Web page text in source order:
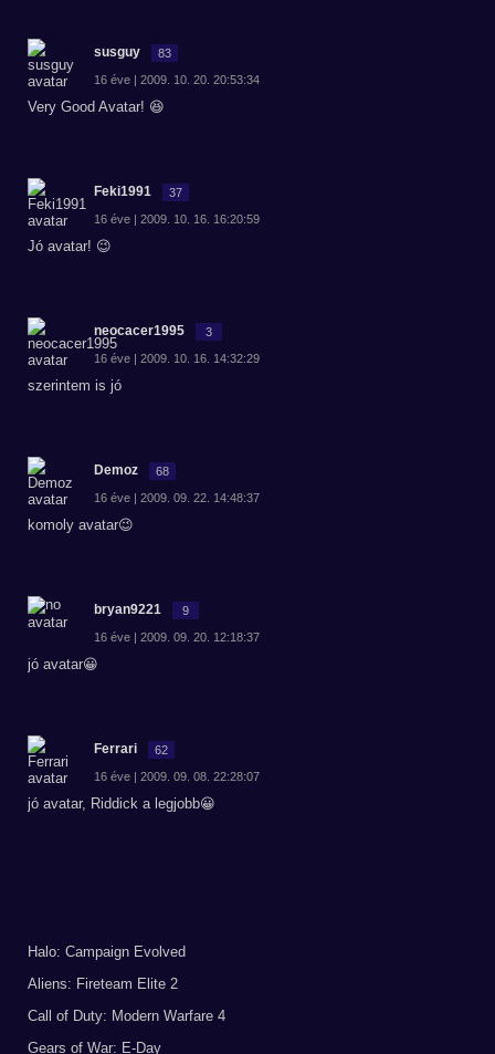
susguy 83
16 éve | 2009. 10. 20. 20:53:34
Very Good Avatar! 😆
Feki1991 37
16 éve | 2009. 10. 16. 16:20:59
Jó avatar! 😉
neocacer1995 3
16 éve | 2009. 10. 16. 14:32:29
szerintem is jó
Demoz 68
16 éve | 2009. 09. 22. 14:48:37
komoly avatar😉
bryan9221 9
16 éve | 2009. 09. 20. 12:18:37
jó avatar😀
Ferrari 62
16 éve | 2009. 09. 08. 22:28:07
jó avatar, Riddick a legjobb😀
Halo: Campaign Evolved
Aliens: Fireteam Elite 2
Call of Duty: Modern Warfare 4
Gears of War: E-Day